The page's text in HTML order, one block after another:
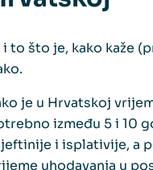
to što je, kako kaže
je u Hrvatskoj
između 5 i 10
i isplativije, a
uhodavanja u